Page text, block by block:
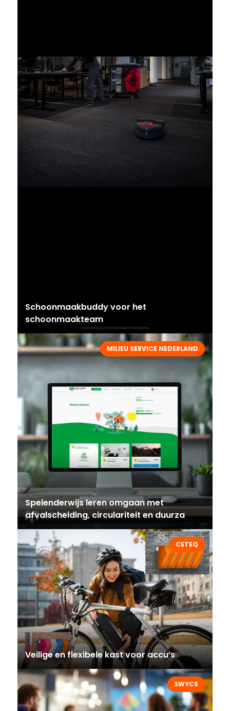
Schoonmaakbuddy voor het
schoonmaakteam
MILIEU SERVICE NEDERLAND
Spelenderwijs leren omgaan met
afvalscheiding, circulariteit en duurza
CETEQ
Veilige en flexibele kast voor accu’s
SWYCS